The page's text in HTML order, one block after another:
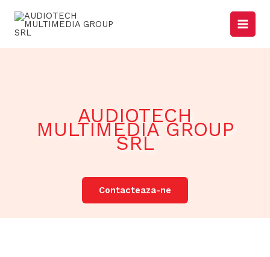
content
AUDIOTECH
MULTIMEDIA GROUP
SRL
Contacteaza-ne